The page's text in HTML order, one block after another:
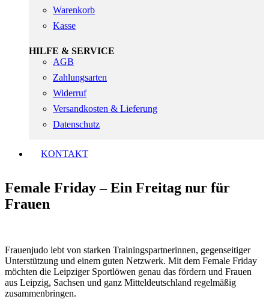
Warenkorb
Kasse
HILFE & SERVICE
AGB
Zahlungsarten
Widerruf
Versandkosten & Lieferung
Datenschutz
KONTAKT
Female Friday – Ein Freitag nur für
Frauen
Frauenjudo lebt von starken Trainingspartnerinnen, gegenseitiger
Unterstützung und einem guten Netzwerk. Mit dem Female Friday
möchten die Leipziger Sportlöwen genau das fördern und Frauen
aus Leipzig, Sachsen und ganz Mitteldeutschland regelmäßig
zusammenbringen.